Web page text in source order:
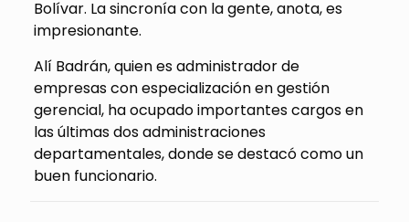
Bolívar. La sincronía con la gente, anota, es
impresionante.
Alí Badrán, quien es administrador de
empresas con especialización en gestión
gerencial, ha ocupado importantes cargos en
las últimas dos administraciones
departamentales, donde se destacó como un
buen funcionario.